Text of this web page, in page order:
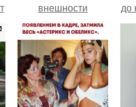
внешности
актрисы.
до
6